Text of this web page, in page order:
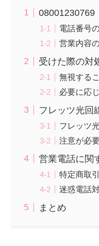
08001230769
電話番号
営業内容
受けた際の対
無視する
必要に応
フレッツ光回
フレッツ
注意が必
営業電話に関
特定商取
迷惑電話
まとめ